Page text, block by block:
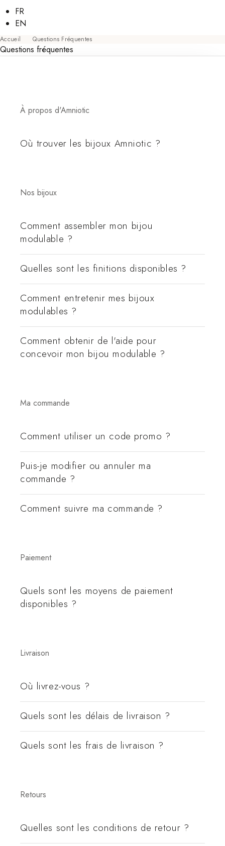
FR
EN
Accueil Questions Fréquentes
Questions fréquentes
À propos d'Amniotic
Où trouver les bijoux Amniotic ?
Nos bijoux
Comment assembler mon bijou
modulable ?
Quelles sont les finitions disponibles ?
Comment entretenir mes bijoux
modulables ?
Comment obtenir de l'aide pour
concevoir mon bijou modulable ?
Ma commande
Comment utiliser un code promo ?
Puis-je modifier ou annuler ma
commande ?
Comment suivre ma commande ?
Paiement
Quels sont les moyens de paiement
disponibles ?
Livraison
Où livrez-vous ?
Quels sont les délais de livraison ?
Quels sont les frais de livraison ?
Retours
Quelles sont les conditions de retour ?